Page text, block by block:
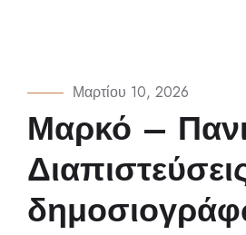
Μαρτίου 10, 2026
Μαρκό –